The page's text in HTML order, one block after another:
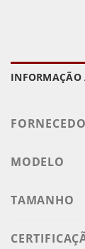
MODELO
TAMANHO